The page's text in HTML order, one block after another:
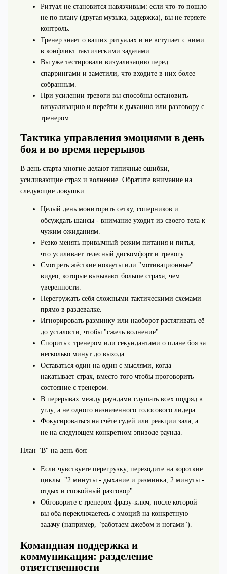
Ритуал не становится навязчивым: если что-то пошло
не по плану (другая музыка, задержка), вы не теряете
контроль.
Тренер знает о ваших ритуалах и не вступает с ними
в конфликт тактическими задачами.
Вы уже тестировали визуализацию перед
спаррингами и заметили, что входите в них более
собранным.
При усилении тревоги вы способны остановить
визуализацию и перейти к дыханию или разговору с
тренером.
Тактика управления эмоциями в день
боя и во время перерывов
В день старта многие делают типичные ошибки,
усиливающие страх и волнение. Обратите внимание на
следующие ловушки:
Целый день мониторить сетку, соперников и
обсуждать шансы - внимание уходит из своего тела к
чужим ожиданиям.
Резко менять привычный режим питания и питья,
что усиливает телесный дискомфорт и тревогу.
Смотреть жёсткие нокауты или "мотивационные"
видео, которые вызывают больше страха, чем
уверенности.
Перегружать себя сложными тактическими схемами
прямо в раздевалке.
Игнорировать разминку или наоборот растягивать её
до усталости, чтобы "сжечь волнение".
Спорить с тренером или секундантами о плане боя за
несколько минут до выхода.
Оставаться один на один с мыслями, когда
накатывает страх, вместо того чтобы проговорить
состояние с тренером.
В перерывах между раундами слушать всех подряд в
углу, а не одного назначенного голосового лидера.
Фокусироваться на счёте судей или реакции зала, а
не на следующем конкретном эпизоде раунда.
План "B" на день боя:
Если чувствуете перегрузку, переходите на короткие
циклы: "2 минуты - дыхание и разминка, 2 минуты -
отдых и спокойный разговор".
Обговорите с тренером фразу-ключ, после которой
вы оба переключаетесь с эмоций на конкретную
задачу (например, "работаем джебом и ногами").
Командная поддержка и
коммуникация: разделение
ответственности